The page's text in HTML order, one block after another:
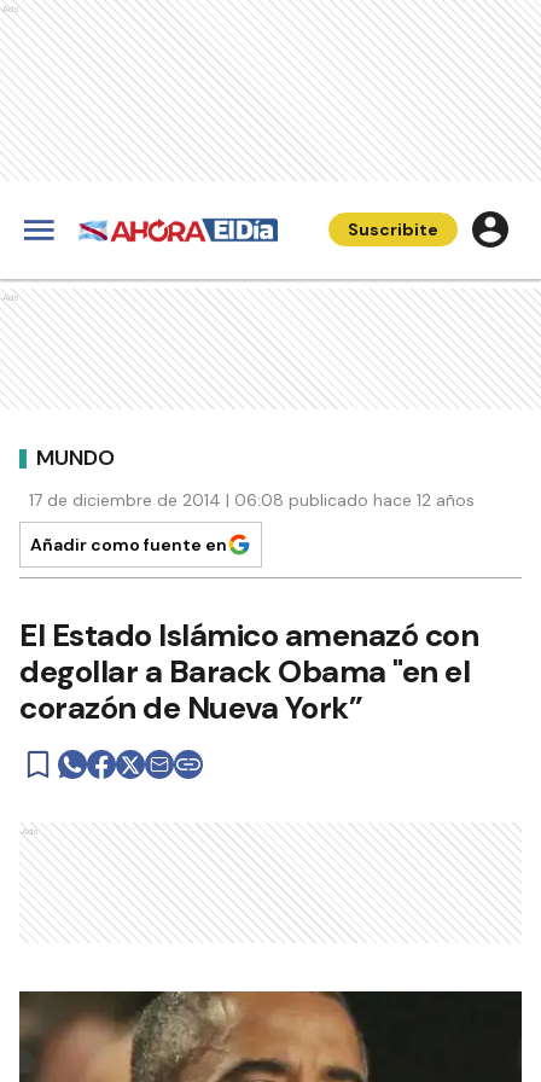
Ads
Suscribite
Ads
MUNDO
17 de diciembre de 2014 | 06:08 publicado hace 12 años
Añadir como fuente en
El Estado Islámico amenazó con
degollar a Barack Obama "en el
corazón de Nueva York”
Ads